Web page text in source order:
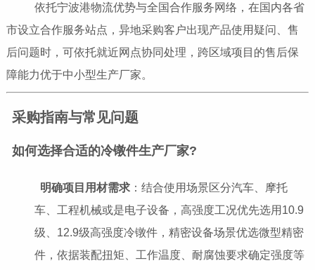
依托宁波港物流优势与全国合作服务网络，在国内各省
市设立合作服务站点，异地采购客户出现产品使用疑问、售
后问题时，可依托就近网点协同处理，跨区域项目的售后保
障能力优于中小型生产厂家。
采购指南与常见问题
如何选择合适的冷镦件生产厂家?
明确项目用材需求：结合使用场景区分汽车、摩托
车、工程机械或是电子设备，高强度工况优先选用10.9
级、12.9级高强度冷镦件，精密设备场景优选微型精密
件，依据装配扭矩、工作温度、耐腐蚀要求确定强度等